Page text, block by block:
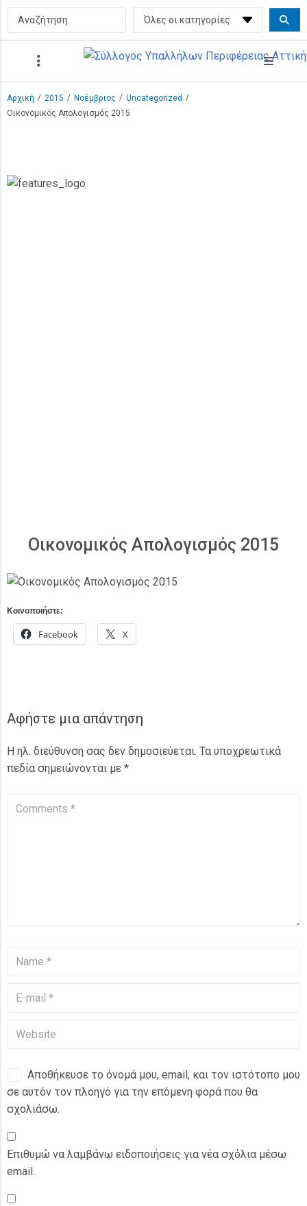
Αρχική / 2015 / Νοέμβριος / Uncategorized /
Οικονομικός Απολογισμός 2015
Οικονομικός Απολογισμός 2015
Κοινοποιήστε:
Facebook X
Αφήστε μια απάντηση
Η ηλ. διεύθυνση σας δεν δημοσιεύεται. Τα υποχρεωτικά
πεδία σημειώνονται με *
Αποθήκευσε το όνομά μου, email, και τον ιστότοπο μου
σε αυτόν τον πλοηγό για την επόμενη φορά που θα
σχολιάσω.
Επιθυμώ να λαμβάνω ειδοποιήσεις για νέα σχόλια μέσω
email.